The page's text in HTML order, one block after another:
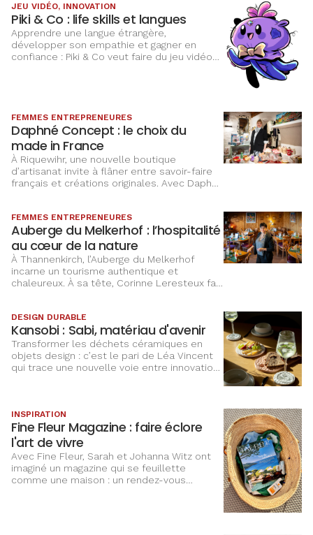
d’euros en 2024. La bonne nouvelle ? Son ascension ne fait
que commencer.
JEU VIDÉO, INNOVATION
Piki & Co : life skills et langues
Apprendre une langue étrangère,
développer son empathie et gagner en
confiance : Piki & Co veut faire du jeu vidéo
FEMMES ENTREPRENEURES
Daphné Concept : le choix du
made in France
À Riquewihr, une nouvelle boutique
d’artisanat invite à flâner entre savoir-faire
français et créations originales. Avec Daphné
histoire et où le made in France se découvre
au fil de ses coups de coeur.
FEMMES ENTREPRENEURES
Auberge du Melkerhof : l’hospitalité
au cœur de la nature
À Thannenkirch, l’Auberge du Melkerhof
incarne un tourisme authentique et
chaleureux. À sa tête, Corinne Leresteux fait
et projets d’avenir.
DESIGN DURABLE
Kansobi : Sabi, matériau d'avenir
Transformer les déchets céramiques en
objets design : c’est le pari de Léa Vincent
qui trace une nouvelle voie entre innovation,
INSPIRATION
Fine Fleur Magazine : faire éclore
l'art de vivre
Avec Fine Fleur, Sarah et Johanna Witz ont
imaginé un magazine qui se feuillette
comme une maison : un rendez-vous